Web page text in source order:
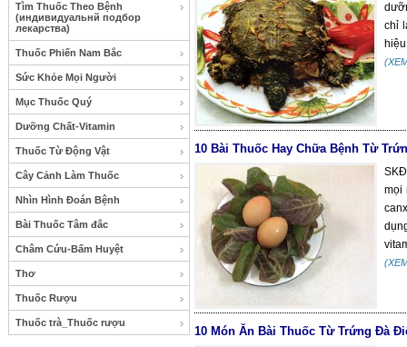
Tìm Thuốc Theo Bệnh
(индивидуальнй подбор
лекарства)
Thuốc Phiến Nam Bắc
Sức Khỏe Mọi Người
Mục Thuốc Quý
Dưỡng Chất-Vitamin
Thuốc Từ Động Vật
Cây Cảnh Làm Thuốc
Nhìn Hình Đoán Bệnh
Bài Thuốc Tâm đắc
Châm Cứu-Bấm Huyệt
Thơ
Thuốc Rượu
Thuốc trà_Thuốc rượu
chỉ
10 Bài Thuốc Hay Chữa Bệnh Từ
mọi
10 Món Ăn Bài Thuốc Từ Trứng Đà